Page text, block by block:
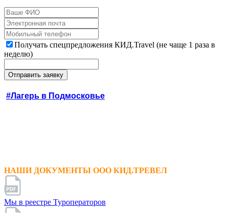
Получать спецпредложения КИД.Travel (не чаще 1 раза в
неделю)
#Лагерь в Подмосковье
НАШИ ДОКУМЕНТЫ ООО КИД.ТРЕВЕЛ
Мы в реестре Туроператоров